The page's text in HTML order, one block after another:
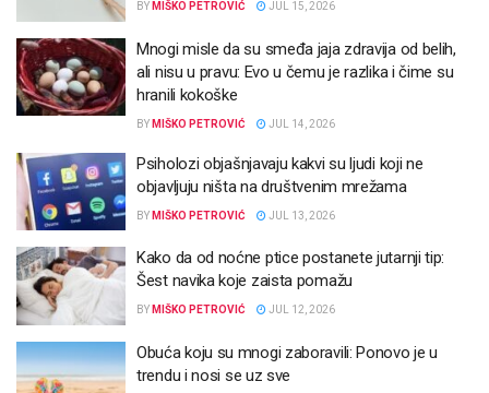
BY MIŠKO PETROVIĆ JUL 15, 2026
Mnogi misle da su smeđa jaja zdravija od belih,
ali nisu u pravu: Evo u čemu je razlika i čime su
hranili kokoške
BY MIŠKO PETROVIĆ JUL 14, 2026
Psiholozi objašnjavaju kakvi su ljudi koji ne
objavljuju ništa na društvenim mrežama
BY MIŠKO PETROVIĆ JUL 13, 2026
Kako da od noćne ptice postanete jutarnji tip:
Šest navika koje zaista pomažu
BY MIŠKO PETROVIĆ JUL 12, 2026
Obuća koju su mnogi zaboravili: Ponovo je u
trendu i nosi se uz sve